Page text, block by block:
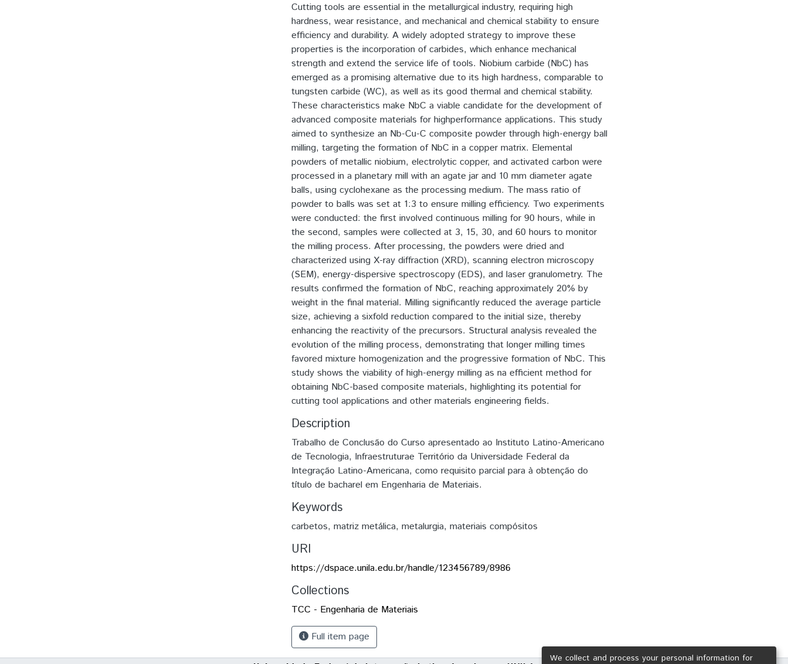
Cutting tools are essential in the metallurgical industry, requiring high
hardness, wear resistance, and mechanical and chemical stability to ensure
efficiency and durability. A widely adopted strategy to improve these
properties is the incorporation of carbides, which enhance mechanical
strength and extend the service life of tools. Niobium carbide (NbC) has
emerged as a promising alternative due to its high hardness, comparable to
tungsten carbide (WC), as well as its good thermal and chemical stability.
These characteristics make NbC a viable candidate for the development of
advanced composite materials for highperformance applications. This study
aimed to synthesize an Nb-Cu-C composite powder through high-energy ball
milling, targeting the formation of NbC in a copper matrix. Elemental
powders of metallic niobium, electrolytic copper, and activated carbon were
processed in a planetary mill with an agate jar and 10 mm diameter agate
balls, using cyclohexane as the processing medium. The mass ratio of
powder to balls was set at 1:3 to ensure milling efficiency. Two experiments
were conducted: the first involved continuous milling for 90 hours, while in
the second, samples were collected at 3, 15, 30, and 60 hours to monitor
the milling process. After processing, the powders were dried and
characterized using X-ray diffraction (XRD), scanning electron microscopy
(SEM), energy-dispersive spectroscopy (EDS), and laser granulometry. The
results confirmed the formation of NbC, reaching approximately 20% by
weight in the final material. Milling significantly reduced the average particle
size, achieving a sixfold reduction compared to the initial size, thereby
enhancing the reactivity of the precursors. Structural analysis revealed the
evolution of the milling process, demonstrating that longer milling times
favored mixture homogenization and the progressive formation of NbC. This
study shows the viability of high-energy milling as na efficient method for
obtaining NbC-based composite materials, highlighting its potential for
cutting tool applications and other materials engineering fields.
Description
Trabalho de Conclusão do Curso apresentado ao Instituto Latino-Americano
de Tecnologia, Infraestruturae Território da Universidade Federal da
Integração Latino-Americana, como requisito parcial para à obtenção do
título de bacharel em Engenharia de Materiais.
Keywords
carbetos, matriz metálica, metalurgia, materiais compósitos
URI
https://dspace.unila.edu.br/handle/123456789/8986
Collections
TCC - Engenharia de Materiais
Full item page
We collect and process your personal information for